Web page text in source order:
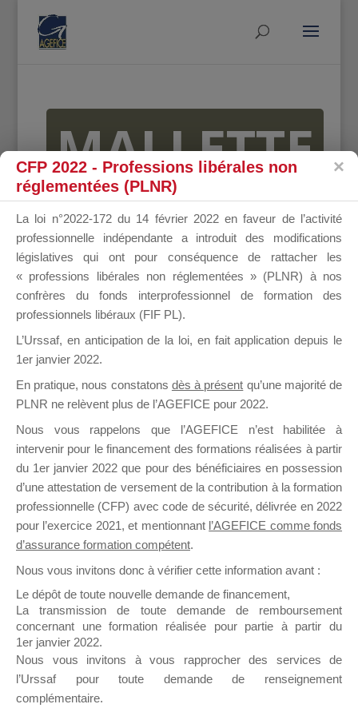
MALLETTE
DU
DIRIGEANT
Ce groupe est destiné aux Organismes de
Formation qui souhaitent répondre à l’Appel à
Propositions Mallette du Dirigeant.
sur lequel il est possible de laisser un message
ou poser une question.
NB : Il est nécessaire d’êtreinscrit(e)pour
pouvoir rejoindre ce groupe
CFP 2022 - Professions libérales non
réglementées (PLNR)
La loi n°2022-172 du 14 février 2022 en faveur de l’activité
professionnelle indépendante a introduit des modifications
législatives qui ont pour conséquence de rattacher les
« professions libérales non réglementées » (PLNR) à nos
confrères du fonds interprofessionnel de formation des
professionnels libéraux (FIF PL).
L’Urssaf, en anticipation de la loi, en fait application depuis le
1er janvier 2022.
En pratique, nous constatons dès à présent qu’une majorité de
PLNR ne relèvent plus de l’AGEFICE pour 2022.
Nous vous rappelons que l’AGEFICE n’est habilitée à
intervenir pour le financement des formations réalisées à partir
du 1er janvier 2022 que pour des bénéficiaires en possession
d’une attestation de versement de la contribution à la formation
professionnelle (CFP) avec code de sécurité, délivrée en 2022
pour l’exercice 2021, et mentionnant l’AGEFICE comme fonds
d’assurance formation compétent.
Nous vous invitons donc à vérifier cette information avant :
Le dépôt de toute nouvelle demande de financement,
La transmission de toute demande de remboursement
concernant une formation réalisée pour partie à partir du
1er janvier 2022.
Nous vous invitons à vous rapprocher des services de
l’Urssaf pour toute demande de renseignement
complémentaire.